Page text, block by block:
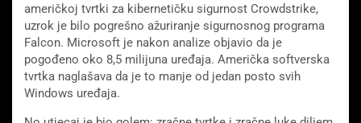
američkoj tvrtki za kibernetičku sigurnost Crowdstrike,
uzrok je bilo pogrešno ažuriranje sigurnosnog programa
Falcon. Microsoft je nakon analize objavio da je
pogođeno oko 8,5 milijuna uređaja. Američka softverska
tvrtka naglašava da je to manje od jedan posto svih
Windows uređaja.